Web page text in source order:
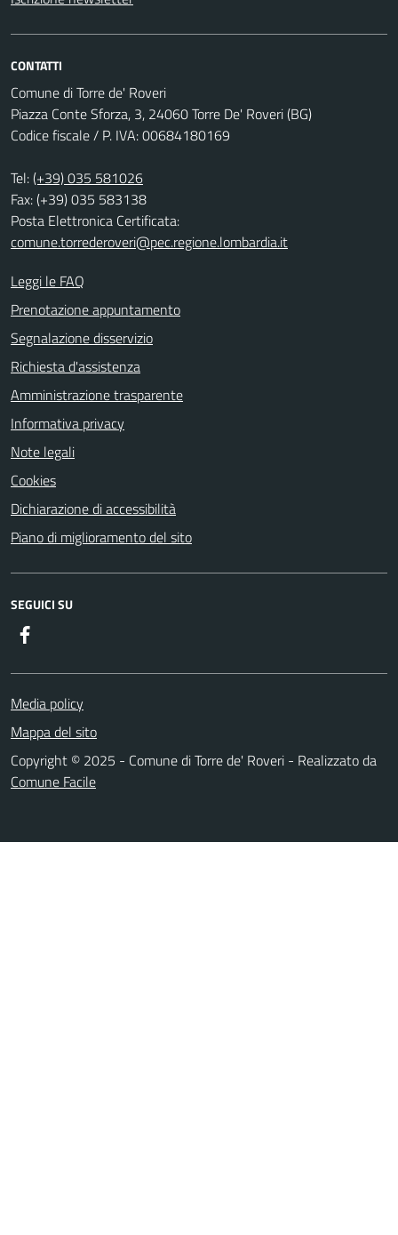
CONTATTI
Comune di Torre de' Roveri
Piazza Conte Sforza, 3, 24060 Torre De' Roveri (BG)
Codice fiscale / P. IVA: 00684180169
Tel:(+39) 035 581026
Fax: (+39) 035 583138
Posta Elettronica Certificata:
comune.torrederoveri@pec.regione.lombardia.it
Leggi le FAQ
Prenotazione appuntamento
Segnalazione disservizio
Richiesta d'assistenza
Amministrazione trasparente
Informativa privacy
Note legali
Cookies
Dichiarazione di accessibilità
Piano di miglioramento del sito
SEGUICI SU
Media policy
Mappa del sito
Copyright © 2025 - Comune di Torre de' Roveri - Realizzato da
Comune Facile